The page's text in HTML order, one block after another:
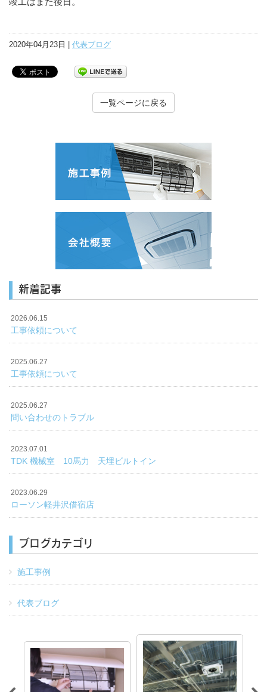
2020年04月23日 | 代表ブログ
一覧ページに戻る
新着記事
2026.06.15
工事依頼について
2025.06.27
工事依頼について
2025.06.27
問い合わせのトラブル
2023.07.01
TDK 機械室 10馬力 天埋ビルトイン
2023.06.29
ローソン軽井沢借宿店
ブログカテゴリ
施工事例
代表ブログ